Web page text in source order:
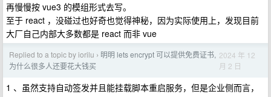
再慢慢按 vue3 的模组形式去写。
至于 react ，没碰过也好奇也觉得神秘，因为实际使用上，发现目前
大厂自己内部大多数都是 react 而非 vue
Replied to a topic by iorilu › 明明 lets encrypt 可以提供免费证书,
为什么很多人还要花大钱买
2024 年 12
月 2 日
1 、虽然支持自动签发并且能挂载脚本重启服务，但是企业侧而言，